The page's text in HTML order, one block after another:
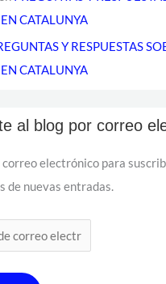
CATALUNYA
Y RESPUESTAS
CATALUNYA
al blog por correo
electrónico para
de nuevas entradas.